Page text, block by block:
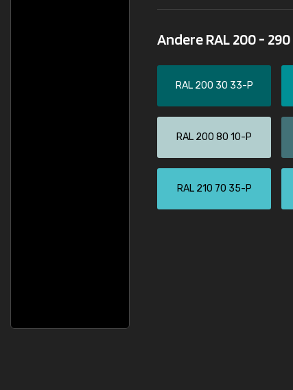
Andere RAL 200 - 290
RAL 200 30 33-P
RAL 200 80 10-P
RAL 210 70 35-P